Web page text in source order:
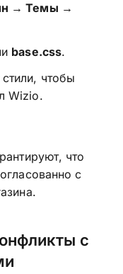
→ Темы →
base.css.
чтобы
Wizio.
что
с
с